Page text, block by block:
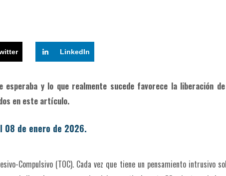
LinkedIn
esperaba y lo que realmente sucede favorece la liberación
en este artículo.
08 de enero de 2026.
Compulsivo (TOC). Cada vez que tiene un pensamiento